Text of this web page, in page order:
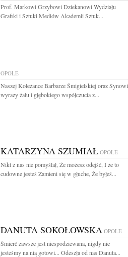
Prof. Markowi Grzybowi Dziekanowi Wydziału
Grafiki i Sztuki Mediów Akademii Sztuk...
OPOLE
Naszej Koleżance Barbarze Śmigielskiej oraz Synowi
wyrazy żalu i głębokiego współczucia z...
KATARZYNA SZUMIAŁ OPOLE
Nikt z nas nie pomyślał, Że możesz odejść, I że to
cudowne jesteś Zamieni się w głuche, Że byłeś...
DANUTA SOKOŁOWSKA OPOLE
Śmierć zawsze jest niespodziewana, nigdy nie
jesteśmy na nią gotowi... Odeszła od nas Danuta...